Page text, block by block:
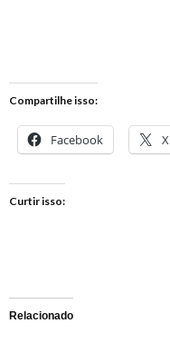
Compartilhe isso:
Facebook X
Curtir isso:
Relacionado